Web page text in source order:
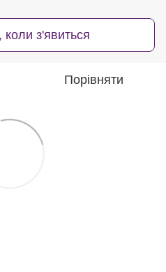
коли з'явиться
Порівняти